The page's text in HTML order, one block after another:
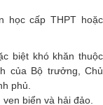
học cấp THPT hoặc
biệt khó khăn thuộc
của Bộ trưởng, Chủ
phủ.
biển và hải đảo.